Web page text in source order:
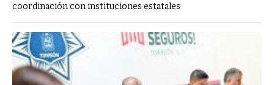
coordinación con instituciones estatales